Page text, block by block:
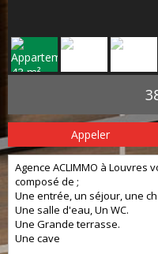
Appeler
Agence ACLIMMO à
composé de ;
Une entrée, un séjour, une
Une salle d'eau, Un WC.
Une Grande terrasse.
Une cave